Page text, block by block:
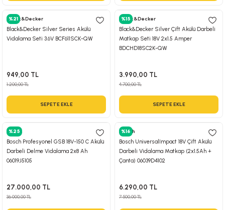
%21
Black&Decker
Black&Decker Silver Series Akülü
Vidalama Seti 3.6V BCF611SCK-QW
949,00 TL
1.200,00 TL
SEPETE EKLE
%15
Black&Decker
Black&Decker Silver Çift Akülü Darbeli
Matkap Seti 18V 2x1.5 Amper
BDCHD18SC2K-QW
3.990,00 TL
4.700,00 TL
SEPETE EKLE
%25
Bosch
Bosch Profesyonel GSB 18V-150 C Akülü
Darbeli Delme Vidalama 2x8 Ah
06019J5105
27.000,00 TL
36.000,00 TL
%16
Bosch
Bosch UniversalImpact 18V Çift Akülü
Darbeli Vidalama Matkap (2x1.5Ah +
Çanta) 06039D4102
6.290,00 TL
7.500,00 TL